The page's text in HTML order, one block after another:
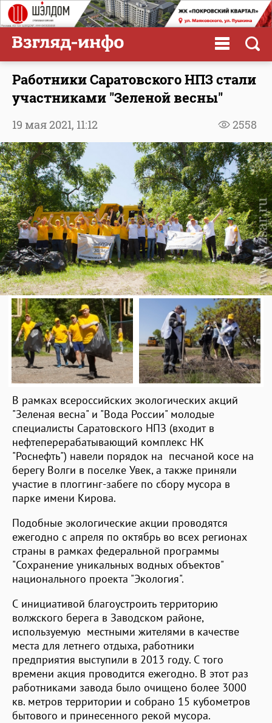
Работники Саратовского НПЗ стали
участниками "Зеленой весны"
2558
19 мая 2021, 11:12
В рамках всероссийских экологических акций
"Зеленая весна" и "Вода России" молодые
специалисты Саратовского НПЗ (входит в
нефтеперерабатывающий комплекс НК
"Роснефть") навели порядок на песчаной косе на
берегу Волги в поселке Увек, а также приняли
участие в плоггинг-забеге по сбору мусора в
парке имени Кирова.
Подобные экологические акции проводятся
ежегодно с апреля по октябрь во всех регионах
страны в рамках федеральной программы
"Сохранение уникальных водных объектов"
национального проекта "Экология".
С инициативой благоустроить территорию
волжского берега в Заводском районе,
используемую местными жителями в качестве
места для летнего отдыха, работники
предприятия выступили в 2013 году. С того
времени акция проводится ежегодно. В этот раз
работниками завода было очищено более 3000
кв. метров территории и собрано 15 кубометров
бытового и принесенного рекой мусора.